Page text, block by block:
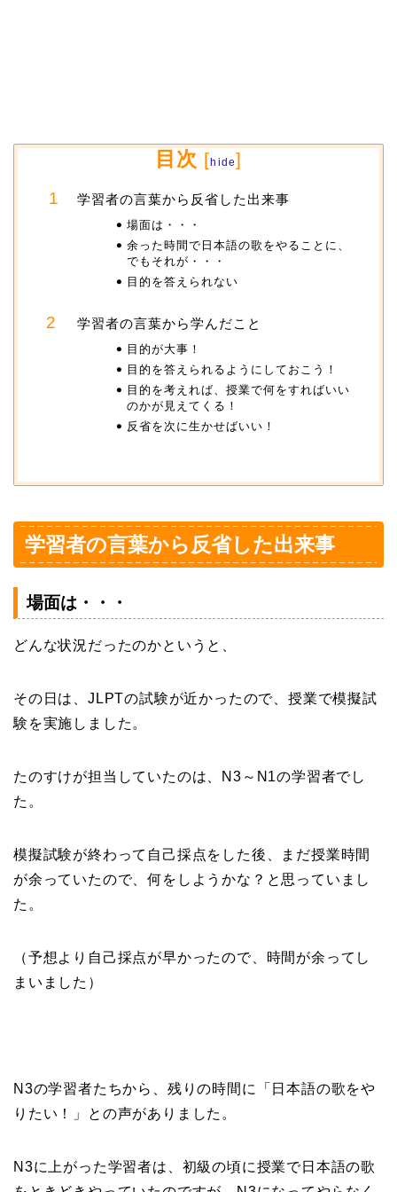
目次 [hide]
学習者の言葉から反省した出来事
場面は・・・
余った時間で日本語の歌をやることに、
でもそれが・・・
目的を答えられない
学習者の言葉から学んだこと
目的が大事！
目的を答えられるようにしておこう！
目的を考えれば、授業で何をすればいい
のかが見えてくる！
反省を次に生かせばいい！
学習者の言葉から反省した出来事
場面は・・・
どんな状況だったのかというと、
その日は、JLPTの試験が近かったので、授業で模擬試
験を実施しました。
たのすけが担当していたのは、N3～N1の学習者でし
た。
模擬試験が終わって自己採点をした後、まだ授業時間
が余っていたので、何をしようかな？と思っていまし
た。
（予想より自己採点が早かったので、時間が余ってし
まいました）
N3の学習者たちから、残りの時間に「日本語の歌をや
りたい！」との声がありました。
N3に上がった学習者は、初級の頃に授業で日本語の歌